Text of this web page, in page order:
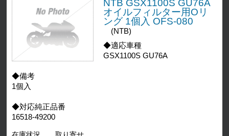
NTB GSX1100S GU76A
オイルフィルター用Oリ
ング 1個入 OFS-080
(NTB)
◆適応車種
GSX1100S GU76A
◆備考
1個入
◆対応純正品番
16518-49200